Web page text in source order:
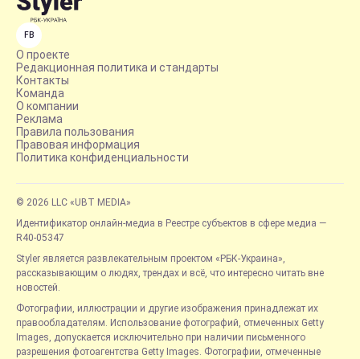
FB
О проекте
Редакционная политика и стандарты
Контакты
Команда
О компании
Реклама
Правила пользования
Правовая информация
Политика конфиденциальности
© 2026 LLC «UBT MEDIA»
Идентификатор онлайн-медиа в Реестре субъектов в сфере медиа —
R40-05347
Styler является развлекательным проектом «РБК-Украина»,
рассказывающим о людях, трендах и всё, что интересно читать вне
новостей.
Фотографии, иллюстрации и другие изображения принадлежат их
правообладателям. Использование фотографий, отмеченных Getty
Images, допускается исключительно при наличии письменного
разрешения фотоагентства Getty Images. Фотографии, отмеченные